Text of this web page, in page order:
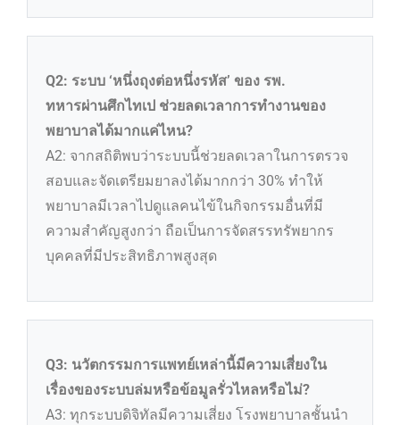
Q2: ระบบ ‘หนึ่งถุงต่อหนึ่งรหัส’ ของ รพ.
ทหารผ่านศึกไทเป ช่วยลดเวลาการทำงานของ
พยาบาลได้มากแค่ไหน?
A2: จากสถิติพบว่าระบบนี้ช่วยลดเวลาในการตรวจ
สอบและจัดเตรียมยาลงได้มากกว่า 30% ทำให้
พยาบาลมีเวลาไปดูแลคนไข้ในกิจกรรมอื่นที่มี
ความสำคัญสูงกว่า ถือเป็นการจัดสรรทรัพยากร
บุคคลที่มีประสิทธิภาพสูงสุด
Q3: นวัตกรรมการแพทย์เหล่านี้มีความเสี่ยงใน
เรื่องของระบบล่มหรือข้อมูลรั่วไหลหรือไม่?
A3: ทุกระบบดิจิทัลมีความเสี่ยง โรงพยาบาลชั้นนำ